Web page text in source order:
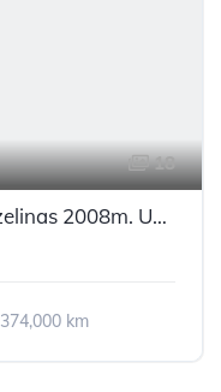
18
BMW 520 nuo 92 €/ mėn Dyzelinas 2008m. Universalas Mechaninė
374,000 km